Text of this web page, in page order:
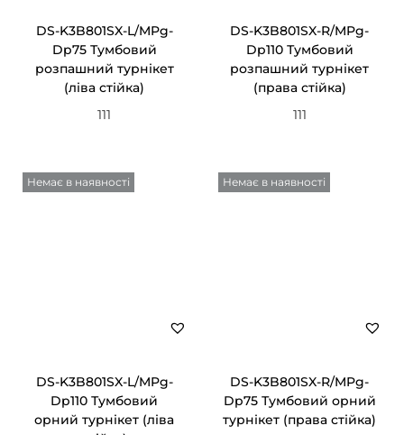
DS-K3B801SX-L/MPg-
Dp75 Тумбовий
розпашний турнікет
(ліва стійка)
111
DS-K3B801SX-R/MPg-
Dp110 Тумбовий
розпашний турнікет
(права стійка)
111
Немає в наявності
DS-K3B801SX-L/MPg-
Dp110 Тумбовий
орний турнікет (ліва
Немає в наявності
DS-K3B801SX-R/MPg-
Dp75 Тумбовий орний
турнікет (права стійка)